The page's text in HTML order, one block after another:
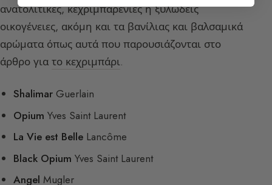
ανατολίτικες, κεχριμπαρένιες ή ξυλώδεις
οικογένειες, ακόμη και τα βανίλιας και βαλσαμικά
αρώματα όπως αυτά που παρουσιάζονται στο
άρθρο για το κεχριμπάρι.
Shalimar Guerlain
Opium Yves Saint Laurent
La Vie est Belle Lancôme
Black Opium Yves Saint Laurent
Angel Mugler